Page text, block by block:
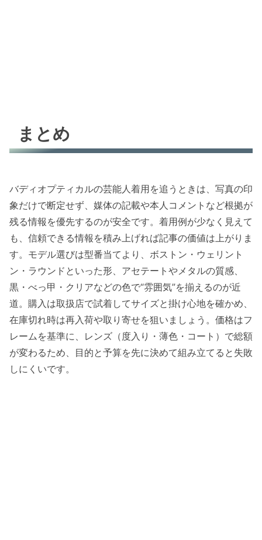
まとめ
バディオプティカルの芸能人着用を追うときは、写真の印
象だけで断定せず、媒体の記載や本人コメントなど根拠が
残る情報を優先するのが安全です。着用例が少なく見えて
も、信頼できる情報を積み上げれば記事の価値は上がりま
す。モデル選びは型番当てより、ボストン・ウェリント
ン・ラウンドといった形、アセテートやメタルの質感、
黒・べっ甲・クリアなどの色で“雰囲気”を揃えるのが近
道。購入は取扱店で試着してサイズと掛け心地を確かめ、
在庫切れ時は再入荷や取り寄せを狙いましょう。価格はフ
レームを基準に、レンズ（度入り・薄色・コート）で総額
が変わるため、目的と予算を先に決めて組み立てると失敗
しにくいです。